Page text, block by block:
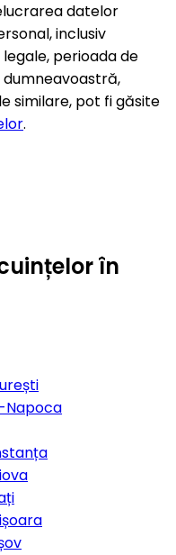
datelor
inclusiv
perioada de
similare, pot fi găsite
.
în
Napoca